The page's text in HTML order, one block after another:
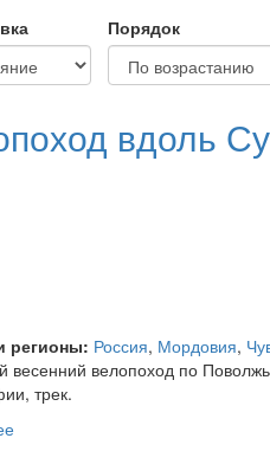
Порядок
вдоль
регионы: Россия, Мордовия,
весенний велопоход по
трек.
о Велопоход вдоль Суры